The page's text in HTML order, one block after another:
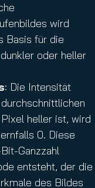
wird
Basis für die
oder heller
: Die Intensität
heller ist, wird
0. Diese
Ganzzahl
entsteht, der die
des Bildes